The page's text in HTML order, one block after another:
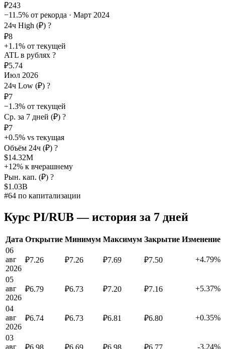
₽243
−11.5% от рекорда · Март 2024
24ч High (₽) ?
₽8
+1.1% от текущей
ATL в рублях ?
₽5.74
Июл 2026
24ч Low (₽) ?
₽7
−1.3% от текущей
Ср. за 7 дней (₽) ?
₽7
+0.5% vs текущая
Объём 24ч (₽) ?
$14.32M
+12% к вчерашнему
Рын. кап. (₽) ?
$1.03B
#64 по капитализации
Курс PI/RUB — история за 7 дней
Дата Открытие Минимум Максимум Закрытие Изменение
06
авг
2026
₽7.26 ₽7.26 ₽7.69 ₽7.50 +4.79%
05
авг
2026
₽6.79 ₽6.73 ₽7.20 ₽7.16 +5.37%
04
авг
2026
₽6.74 ₽6.73 ₽6.81 ₽6.80 +0.35%
03
авг
-3.24%